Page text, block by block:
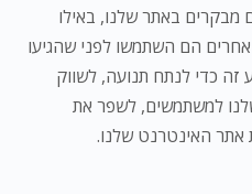
מבקרים באתר שלנו, באילו
הם השתמשו לפני שהגיעו
כדי לנתח תנועה, לשווק
למשתמשים, לשפר את
אתר האינטרנט שלנו.